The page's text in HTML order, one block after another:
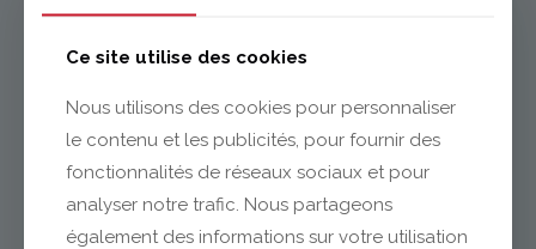
Issoire
04 73 55 06 09
contact@gabriel-sa.fr
Ce site utilise des cookies
Nous utilisons des cookies pour personnaliser
le contenu et les publicités, pour fournir des
fonctionnalités de réseaux sociaux et pour
analyser notre trafic. Nous partageons
également des informations sur votre utilisation